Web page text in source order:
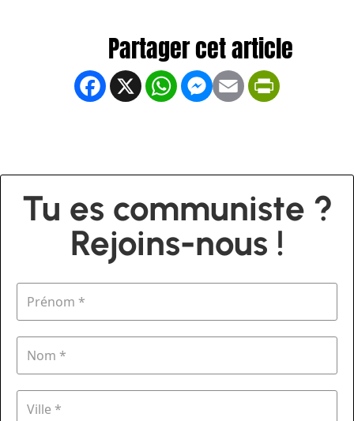
Facebook
X WhatsApp
Messenger
Email
Tu es communiste ?
Rejoins-nous !